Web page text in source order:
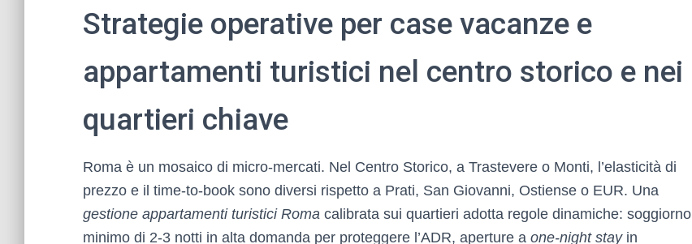
Strategie operative per case vacanze e
appartamenti turistici nel centro storico e nei
quartieri chiave
Roma è un mosaico di micro-mercati. Nel Centro Storico, a Trastevere o Monti, l’elasticità di
prezzo e il time-to-book sono diversi rispetto a Prati, San Giovanni, Ostiense o EUR. Una
gestione appartamenti turistici Roma calibrata sui quartieri adotta regole dinamiche: soggiorno
minimo di 2-3 notti in alta domanda per proteggere l’ADR, aperture a one-night stayin